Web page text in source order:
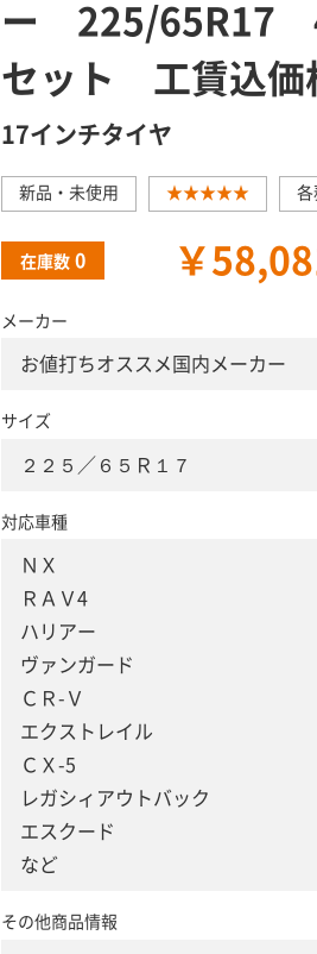
ー 225/65R17
セット 工賃込価
17インチタイヤ
新品・未使用 ★★★★★ 各
在庫数 0 ￥
メーカー
お値打ちオススメ国内メーカー
サイズ
２２５／６５Ｒ１７
対応車種
ＮＸ
ＲＡＶ4
ハリアー
ヴァンガード
ＣＲ-Ｖ
エクストレイル
ＣＸ-5
レガシィアウトバック
エスクード
など
その他商品情報